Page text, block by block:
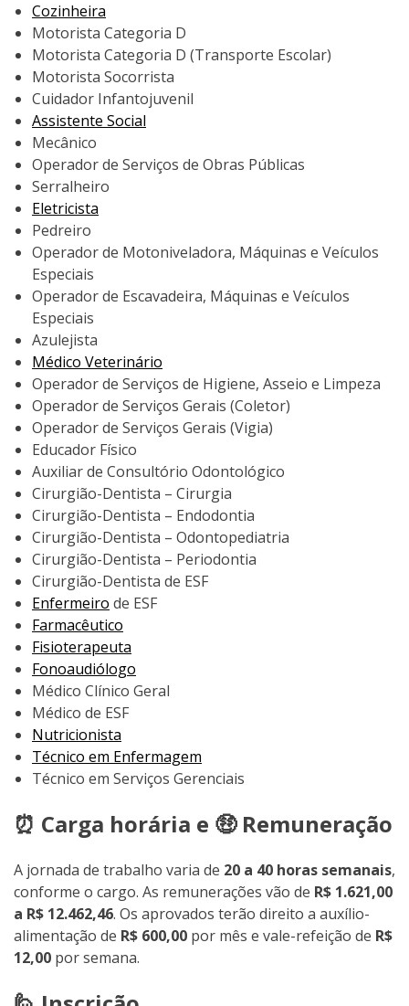
Cozinheira
Motorista Categoria D
Motorista Categoria D (Transporte Escolar)
Motorista Socorrista
Cuidador Infantojuvenil
Assistente Social
Mecânico
Operador de Serviços de Obras Públicas
Serralheiro
Eletricista
Pedreiro
Operador de Motoniveladora, Máquinas e Veículos
Especiais
Operador de Escavadeira, Máquinas e Veículos
Especiais
Azulejista
Médico Veterinário
Operador de Serviços de Higiene, Asseio e Limpeza
Operador de Serviços Gerais (Coletor)
Operador de Serviços Gerais (Vigia)
Educador Físico
Auxiliar de Consultório Odontológico
Cirurgião-Dentista – Cirurgia
Cirurgião-Dentista – Endodontia
Cirurgião-Dentista – Odontopediatria
Cirurgião-Dentista – Periodontia
Cirurgião-Dentista de ESF
Enfermeiro de ESF
Farmacêutico
Fisioterapeuta
Fonoaudiólogo
Médico Clínico Geral
Médico de ESF
Nutricionista
Técnico em Enfermagem
Técnico em Serviços Gerenciais
⏰ Carga horária e 🤑 Remuneração
A jornada de trabalho varia de 20 a 40 horas semanais,
conforme o cargo. As remunerações vão de R$ 1.621,00
a R$ 12.462,46. Os aprovados terão direito a auxílio-
alimentação de R$ 600,00 por mês e vale-refeição de R$
12,00 por semana.